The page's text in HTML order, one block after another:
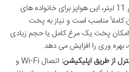
با حجم 11 لیتر، این هواپز برای خانواده های
کاملاً مناسب است و نیاز به پخت
امکان پخت یک مرغ کامل یا حجم زیادی
وری را افزایش می دهد.
از طریق اپلیکیشن:
اتصال Wi-Fi و